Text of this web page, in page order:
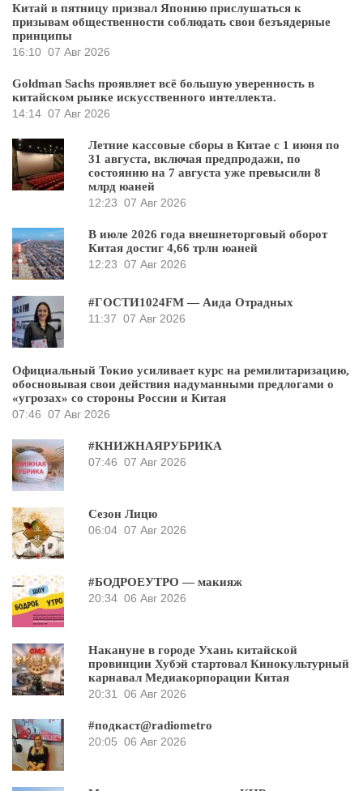
Китай в пятницу призвал Японию прислушаться к
призывам общественности соблюдать свои безъядерные
принципы
16:10 07 Авг 2026
Goldman Sachs проявляет всё большую уверенность в
китайском рынке искусственного интеллекта.
14:14 07 Авг 2026
Летние кассовые сборы в Китае с 1 июня по
31 августа, включая предпродажи, по
состоянию на 7 августа уже превысили 8
млрд юаней
12:23 07 Авг 2026
В июле 2026 года внешнеторговый оборот
Китая достиг 4,66 трлн юаней
12:23 07 Авг 2026
#ГОСТИ1024FM — Аида Отрадных
11:37 07 Авг 2026
Официальный Токио усиливает курс на ремилитаризацию,
обосновывая свои действия надуманными предлогами о
«угрозах» со стороны России и Китая
07:46 07 Авг 2026
#КНИЖНАЯРУБРИКА
07:46 07 Авг 2026
Сезон Лицю
06:04 07 Авг 2026
#БОДРОЕУТРО — макияж
20:34 06 Авг 2026
Накануне в городе Ухань китайской
провинции Хубэй стартовал Кинокультурный
карнавал Медиакорпорации Китая
20:31
06 Авг 2026
#подкаст@radiometro
20:05 06 Авг 2026